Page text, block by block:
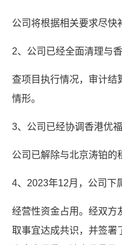
公司将根据相关要求尽快
2、公司已经全面清理与
查项目执行情况，审计结
情形。
3、公司已经协调香港优
公司已解除与北京涛铂的
4、2023年12月，公司下
经营性资金占用。经双方
取事宜达成共识，并签署